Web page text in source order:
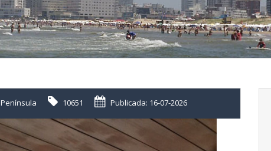
Península 10651 Publicada: 16-07-2026